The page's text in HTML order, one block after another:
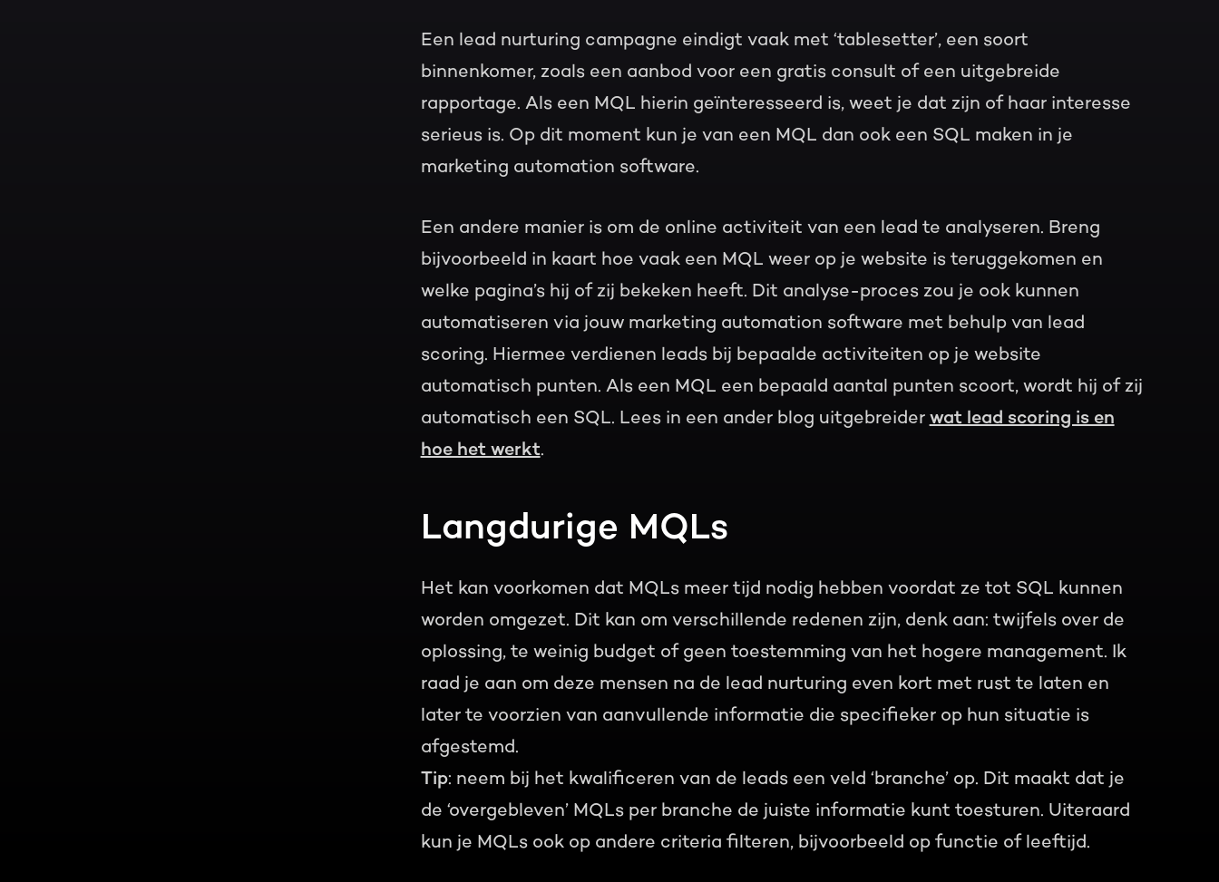
Een lead nurturing campagne eindigt vaak met ‘tablesetter’, een soort
binnenkomer, zoals een aanbod voor een gratis consult of een uitgebreide
rapportage. Als een MQL hierin geïnteresseerd is, weet je dat zijn of haar interesse
serieus is. Op dit moment kun je van een MQL dan ook een SQL maken in je
marketing automation software.
Een andere manier is om de online activiteit van een lead te analyseren. Breng
bijvoorbeeld in kaart hoe vaak een MQL weer op je website is teruggekomen en
welke pagina’s hij of zij bekeken heeft. Dit analyse-proces zou je ook kunnen
automatiseren via jouw marketing automation software met behulp van lead
scoring. Hiermee verdienen leads bij bepaalde activiteiten op je website
automatisch punten. Als een MQL een bepaald aantal punten scoort, wordt hij of zij
automatisch een SQL. Lees in een ander blog uitgebreider wat lead scoring is en
hoe het werkt.
Langdurige MQLs
Het kan voorkomen dat MQLs meer tijd nodig hebben voordat ze tot SQL kunnen
worden omgezet. Dit kan om verschillende redenen zijn, denk aan: twijfels over de
oplossing, te weinig budget of geen toestemming van het hogere management. Ik
raad je aan om deze mensen na de lead nurturing even kort met rust te laten en
later te voorzien van aanvullende informatie die specifieker op hun situatie is
afgestemd.
Tip: neem bij het kwalificeren van de leads een veld ‘branche’ op. Dit maakt dat je
de ‘overgebleven’ MQLs per branche de juiste informatie kunt toesturen. Uiteraard
kun je MQLs ook op andere criteria filteren, bijvoorbeeld op functie of leeftijd.